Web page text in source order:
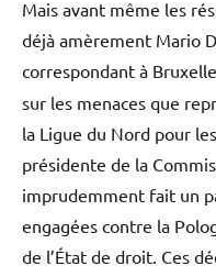
Mais avant même les
déjà amèrement Mario
correspondant à
sur les menaces que
la Ligue du Nord pour
présidente de la
imprudemment fait un
engagées contre la
de l’État de droit. Ces